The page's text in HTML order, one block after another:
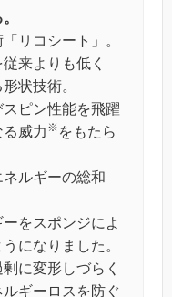
リコシート」。
来よりも低く
状技術。
ピン性能を飛躍
威力 ※ をもたら
ルギーの総和
をスポンジによ
になりました。
に変形しづらく
ギーロスを防ぐ